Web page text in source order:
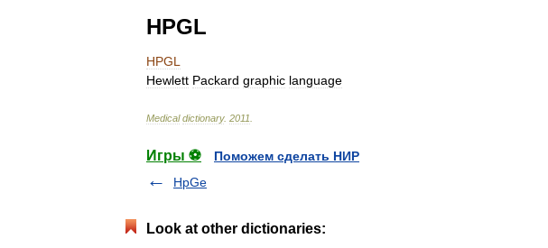
HPGL
HPGL
Hewlett Packard graphic language
Medical dictionary. 2011
Игры ⚽
Поможем сделать НИР
HpGe
Look at other dictionaries: